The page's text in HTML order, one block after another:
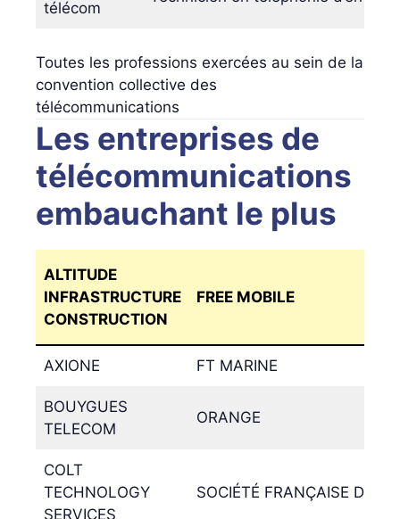
télécom
Toutes les professions exercées au sein de la
convention collective des
télécommunications
Les entreprises de
télécommunications
embauchant le plus
ALTITUDE
INFRASTRUCTURE
CONSTRUCTION
FREE MOBILE
AXIONE FT MARINE
BOUYGUES
TELECOM
ORANGE
COLT
TECHNOLOGY
SERVICES
SOCIÉTÉ FRANÇAISE DU